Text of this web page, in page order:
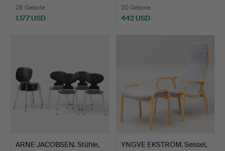
28 Gebote
1.177 USD
20 Gebote
442 USD
ARNE JACOBSEN. Stühle,
YNGVE EKSTRÖM. Sessel,